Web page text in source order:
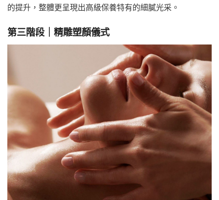
的提升，整體更呈現出高級保養特有的細膩光采。
第三階段｜精雕塑顏儀式